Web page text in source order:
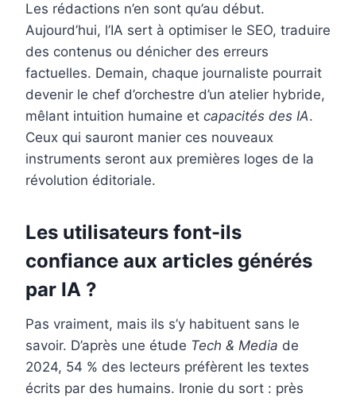
Les rédactions n’en sont qu’au début.
Aujourd’hui, l’IA sert à optimiser le SEO, traduire
des contenus ou dénicher des erreurs
factuelles. Demain, chaque journaliste pourrait
devenir le chef d’orchestre d’un atelier hybride,
mêlant intuition humaine et capacités des IA.
Ceux qui sauront manier ces nouveaux
instruments seront aux premières loges de la
révolution éditoriale.
Les utilisateurs font-ils
confiance aux articles générés
par IA ?
Pas vraiment, mais ils s’y habituent sans le
savoir. D’après une étude Tech & Media de
2024, 54 % des lecteurs préfèrent les textes
écrits par des humains. Ironie du sort : près